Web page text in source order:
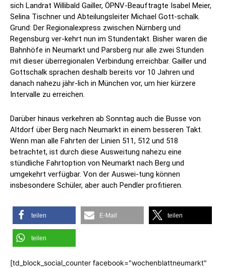
sich Landrat Willibald Gailler, ÖPNV-Beauftragte Isabel Meier,
Selina Tischner und Abteilungsleiter Michael Gott-schalk.
Grund: Der Regionalexpress zwischen Nürnberg und
Regensburg ver-kehrt nun im Stundentakt. Bisher waren die
Bahnhöfe in Neumarkt und Parsberg nur alle zwei Stunden
mit dieser überregionalen Verbindung erreichbar. Gailler und
Gottschalk sprachen deshalb bereits vor 10 Jahren und
danach nahezu jähr-lich in München vor, um hier kürzere
Intervalle zu erreichen.
Darüber hinaus verkehren ab Sonntag auch die Busse von
Altdorf über Berg nach Neumarkt in einem besseren Takt.
Wenn man alle Fahrten der Linien 511, 512 und 518
betrachtet, ist durch diese Ausweitung nahezu eine
stündliche Fahrtoption von Neumarkt nach Berg und
umgekehrt verfügbar. Von der Auswei-tung können
insbesondere Schüler, aber auch Pendler profitieren.
teilen E-Mail teilen
teilen
[td_block_social_counter facebook="wochenblattneumarkt"